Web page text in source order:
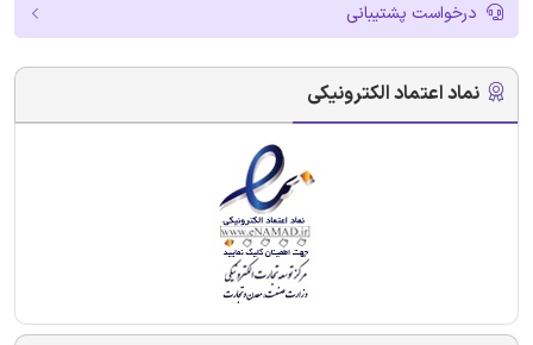
درخواست پشتیبانی
نماد اعتماد الکترونیکی